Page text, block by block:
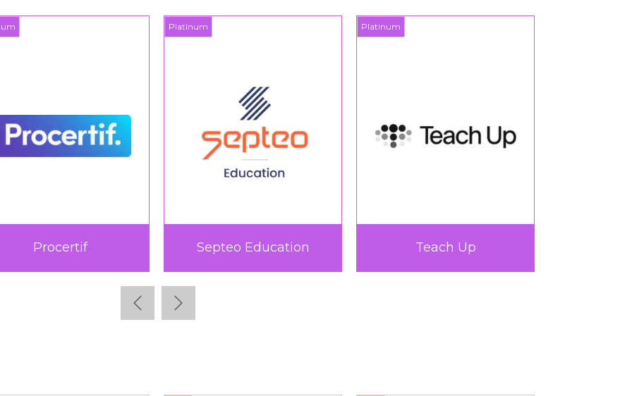
Teach Up
Platinum
TICTAC Learn
Platinum
Very Up